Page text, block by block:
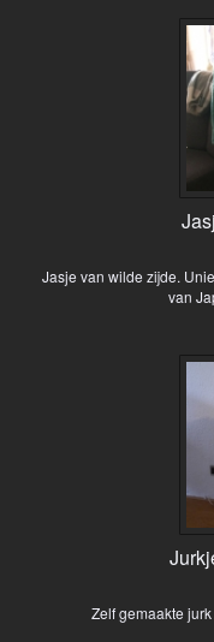
Jasje van wilde zijde.
van
Zelf gemaakte